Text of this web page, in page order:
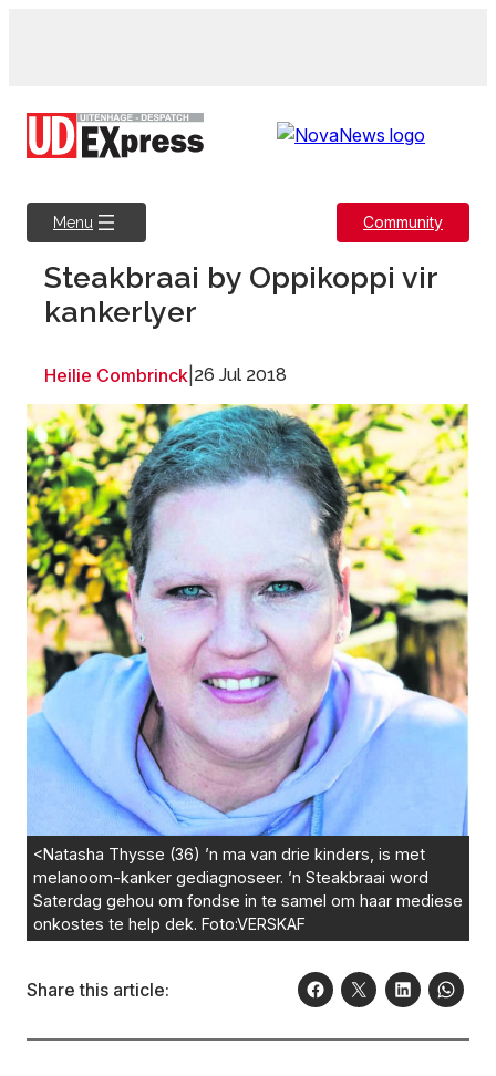
Menu Community
Steakbraai by Oppikoppi vir
kankerlyer
Heilie Combrinck 26 Jul 2018
<Natasha Thysse (36) ’n ma van drie kinders, is met
melanoom-kanker gediagnoseer. ’n Steakbraai word
Saterdag gehou om fondse in te samel om haar mediese
onkostes te help dek. Foto:VERSKAF
Share this article: